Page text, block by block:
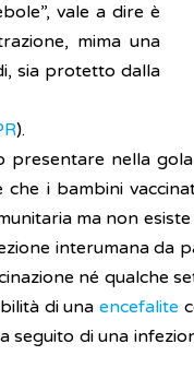
vale a dire è
mima una
sia protetto dalla
).
presentare nella
i bambini
ma non
interumana da
né qualche
di unaencefalite
seguito di una